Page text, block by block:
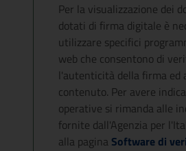
Per la visualizzazione dei
dotati di firma digitale è
utilizzare specifici
web che consentono di
l'autenticità della firma ed
contenuto. Per avere
operative si rimanda alle
fornite dall'Agenzia per
alla pagina Software di